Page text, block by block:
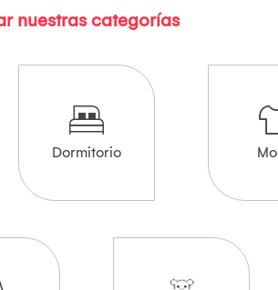
nuestras categorías
Dormitorio